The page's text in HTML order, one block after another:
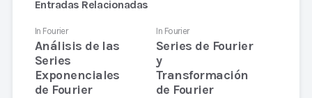
Entradas Relacionadas
In Fourier
Análisis de las
Series
Exponenciales
de Fourier
In Fourier
Series de Fourier
y
Transformación
de Fourier